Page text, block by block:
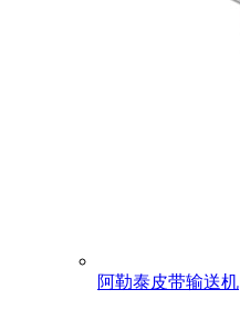
阿勒泰皮带输送机